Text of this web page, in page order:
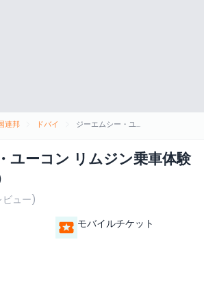
連邦 ドバイ ジーエムシー・ユーコン リムジン乗車体験 ドバイ（18名）
ユーコン リムジン乗車体験
ュー)
モバイルチケット